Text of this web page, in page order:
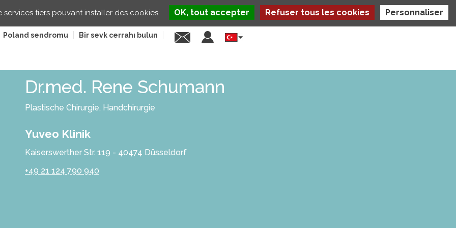
Poland sendromu Bir sevk cerrahı bulun
Select
your
Dr.med. Rene Schumann
Plastische Chirurgie, Handchirurgie
Yuveo Klinik
Kaiserswerther Str. 119 - 40474 Düsseldorf
+49 21 124 790 940
tiers pouvant installer des cookies OK, tout accepter Refuser tous les cookies Personnaliser